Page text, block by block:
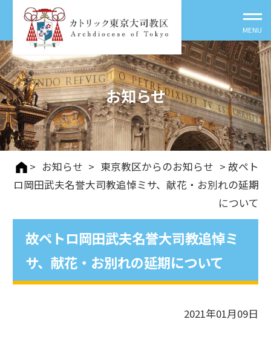
お知らせ
> お知らせ > 東京教区からのお知らせ > 故ペト
ロ岡田武夫名誉大司教追悼ミサ、献花・お別れの延期
について
故ペトロ岡田武夫名誉大司教追悼ミ
サ、献花・お別れの延期について
2021年01月09日